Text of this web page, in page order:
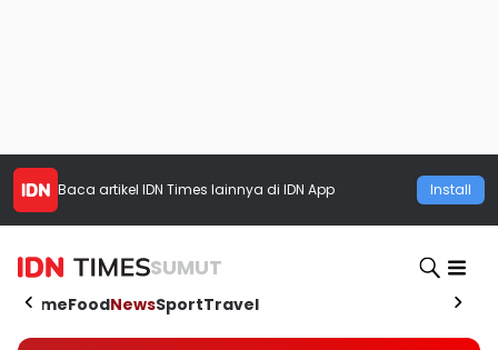
Baca artikel IDN Times lainnya di IDN App Install
SUMUT
HomeFoodNewsSportTravel